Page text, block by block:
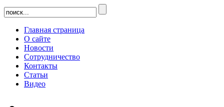
Главная страница
О сайте
Новости
Сотрудничество
Контакты
Статьи
Видео